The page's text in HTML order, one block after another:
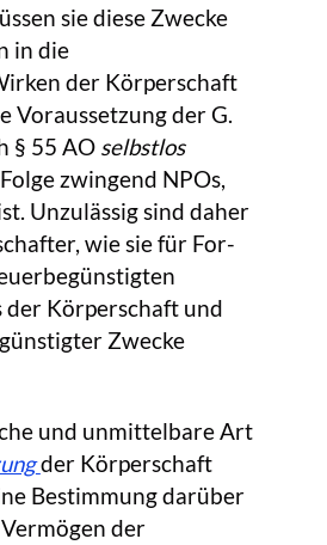
sie diese Zwecke
in die
der Körperschaft
Voraussetzung der G.
§ 55 AO selbstlos
zwingend NPOs,
Unzulässig sind daher
wie sie für For-
der Körperschaft und
Zwecke
und unmittelbare Art
der Körperschaft
Bestimmung darüber
der